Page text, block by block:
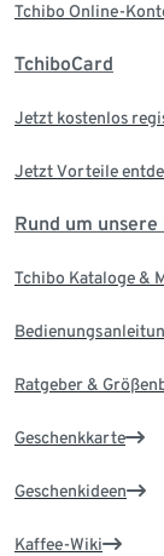
Tchibo Online-
TchiboCard
Jetzt kostenlos
Jetzt Vorteile
Rund um
Tchibo Kataloge &
Ratgeber &
Geschenkkarte
Geschenkideen
Kaffee-Wiki